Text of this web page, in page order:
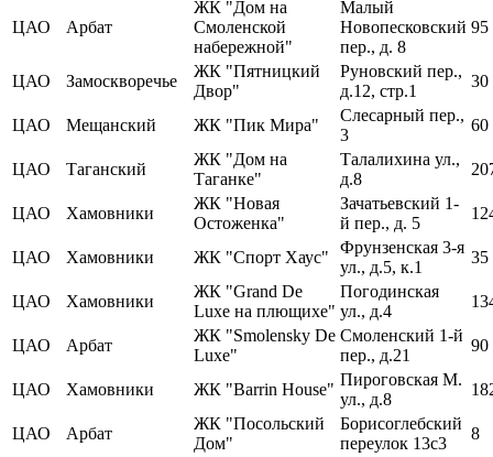
ЦАО Арбат
ЖК "Дом на
Смоленской
набережной"
Малый
Новопесковский
пер., д. 8
95
ЦАО Замоскворечье
ЖК "Пятницкий
Двор"
Руновский пер.,
д.12, стр.1
30
ЦАО Мещанский ЖК "Пик Мира"
Слесарный пер.,
3
60
ЦАО Таганский
ЖК "Дом на
Таганке"
Талалихина ул.,
д.8
ЦАО Хамовники
ЖК "Новая
Остоженка"
Зачатьевский 1-
й пер., д. 5
ЦАО Хамовники ЖК "Спорт Хаус"
Фрунзенская 3-я
ул., д.5, к.1
35
ЦАО Хамовники
ЖК "Grand De
Luxe на плющихе"
Погодинская
ул., д.4
ЦАО Арбат
ЖК "Smolensky De
Luxe"
Смоленский 1-й
пер., д.21
90
ЦАО Хамовники ЖК "Barrin House"
Пироговская М.
ул., д.8
ЦАО Арбат
ЖК "Посольский
Дом"
Борисоглебский
переулок 13с3
8